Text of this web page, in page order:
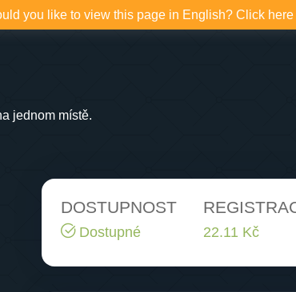
you like to view this page in English? Click
jednom místě.
DOSTUPNOST
Dostupné 22.11 Kč